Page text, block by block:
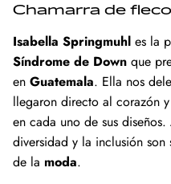
WEBSITE
SHOP ALL
Chamarra de
Isabella Springmuhl es la
Síndrome de Down que
en Guatemala. Ella nos
llegaron directo al corazón
en cada uno de sus
diversidad y la inclusión son
de la moda.